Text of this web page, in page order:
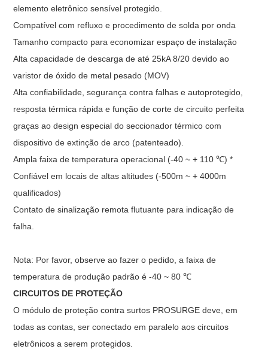
elemento eletrônico sensível protegido.
Compatível com refluxo e procedimento de solda por onda
Tamanho compacto para economizar espaço de instalação
Alta capacidade de descarga de até 25kA 8/20 devido ao
varistor de óxido de metal pesado (MOV)
Alta confiabilidade, segurança contra falhas e autoprotegido,
resposta térmica rápida e função de corte de circuito perfeita
graças ao design especial do seccionador térmico com
dispositivo de extinção de arco (patenteado).
Ampla faixa de temperatura operacional (-40 ~ + 110 ℃) *
Confiável em locais de altas altitudes (-500m ~ + 4000m
qualificados)
Contato de sinalização remota flutuante para indicação de
falha.
Nota: Por favor, observe ao fazer o pedido, a faixa de
temperatura de produção padrão é -40 ~ 80 ℃
CIRCUITOS DE PROTEÇÃO
O módulo de proteção contra surtos PROSURGE deve, em
todas as contas, ser conectado em paralelo aos circuitos
eletrônicos a serem protegidos.